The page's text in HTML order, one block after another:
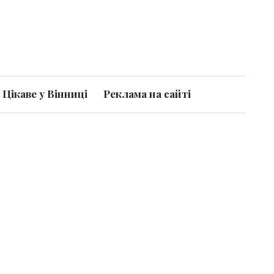
Цікаве у Вінниці Реклама на сайті